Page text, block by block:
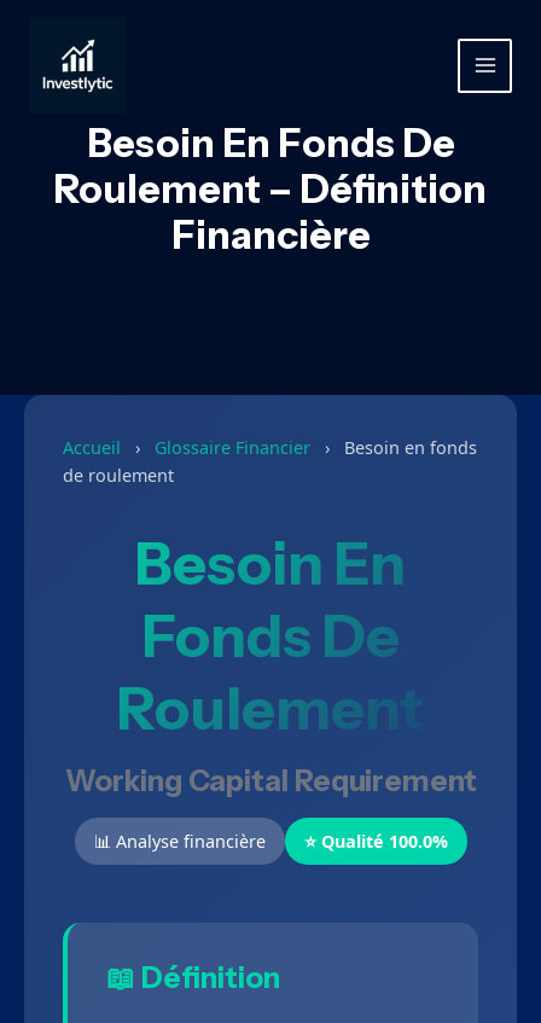
contenu
MAIN
Besoin En Fonds De
Roulement – Définition
Financière
Accueil › Glossaire Financier ›
Besoin en fonds
de roulement
Besoin En
Fonds De
Roulement
Working Capital Requirement
📊 Analyse financière ⭐ Qualité 100.0%
📖 Définition